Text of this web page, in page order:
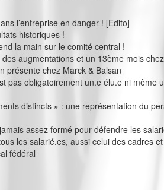
l’entreprise en danger ! [Edito]
historiques !
la main sur le comité central !
augmentations et un 13ème mois
présente chez Marck & Balsan
pas obligatoirement un.e élu.e ni même
distincts » : une représentation du
assez formé pour défendre les
les salarié.es, aussi celui des cadres
fédéral